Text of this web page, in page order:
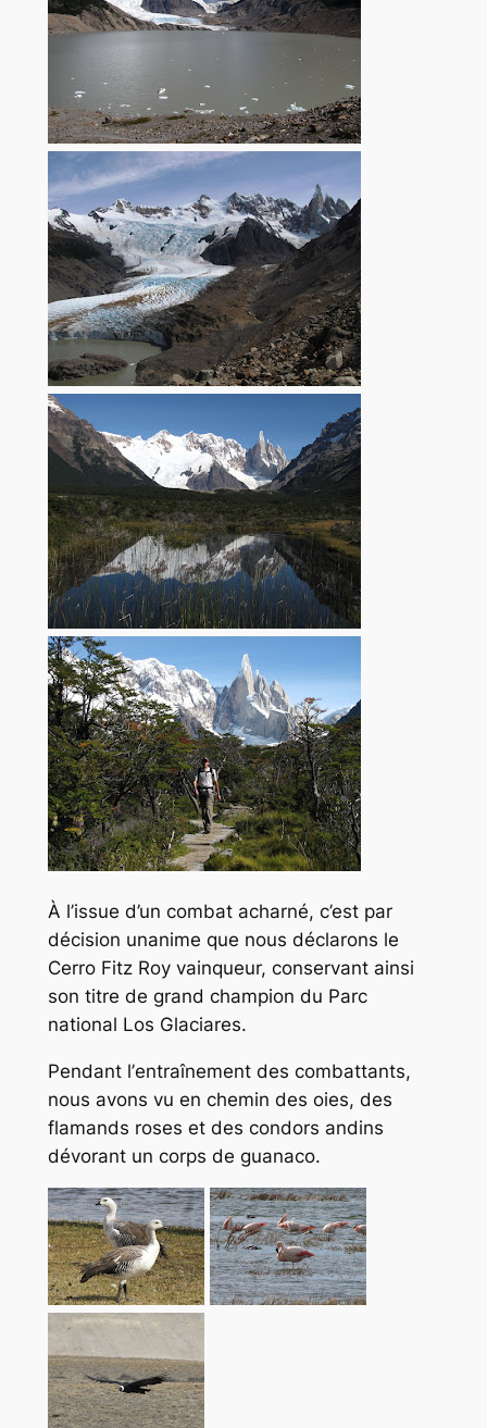
À l’issue d’un combat acharné, c’est par
décision unanime que nous déclarons le
Cerro Fitz Roy vainqueur, conservant ainsi
son titre de grand champion du Parc
national Los Glaciares.
Pendant l’entraînement des combattants,
nous avons vu en chemin des oies, des
flamands roses et des condors andins
dévorant un corps de guanaco.